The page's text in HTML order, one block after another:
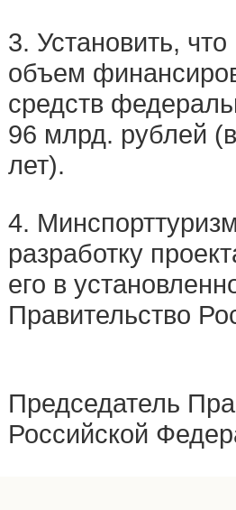
3. Установить,
объем
средств
96 млрд. рублей
лет).
4.
разработку
его в
Правительство
Председатель
Российской